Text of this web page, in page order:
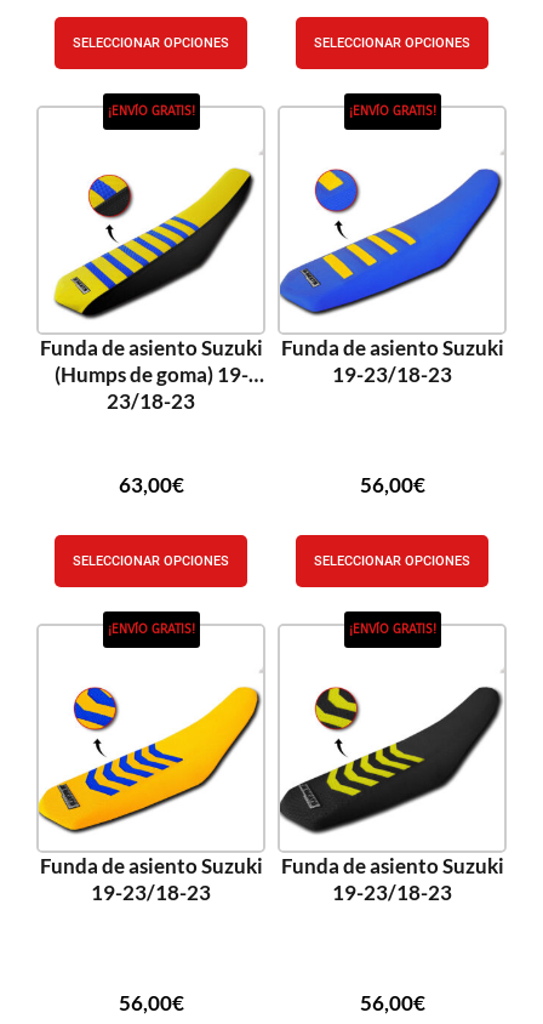
SELECCIONAR OPCIONES SELECCIONAR OPCIONES
¡ENVÍO GRATIS!
Funda de asiento Suzuki
(Humps de goma) 19-
23/18-23
63,00€
SELECCIONAR OPCIONES
¡ENVÍO GRATIS!
Funda de asiento Suzuki
19-23/18-23
56,00€
SELECCIONAR OPCIONES
¡ENVÍO GRATIS!
Funda de asiento Suzuki
19-23/18-23
56,00€
¡ENVÍO GRATIS!
Funda de asiento Suzuki
19-23/18-23
56,00€